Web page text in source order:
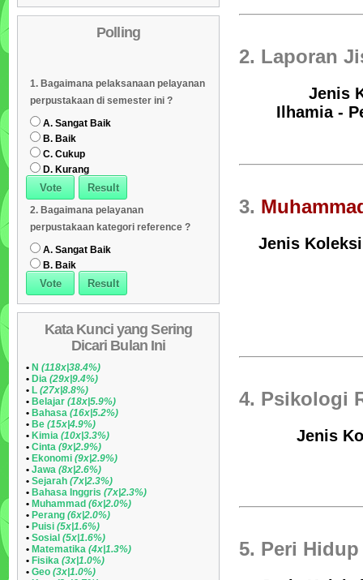
04 Daftar Koleksi (Judul)
Daftar Koleksi (Subyek)
Dipinjam
07 Daftar Koleksi (Klasifikasi/ddc)
Polling
1. Bagaimana pelaksanaan pelayanan
perpustakaan di semester ini ?
A. Sangat Baik
B. Baik
C. Cukup
D. Kurang
2. Bagaimana pelayanan
perpustakaan kategori reference ?
A. Sangat Baik
B. Baik
Kata Kunci yang Sering
Dicari Bulan Ini
• N (118x|38.4%)
• Dia (29x|9.4%)
• L (27x|8.8%)
• Belajar (18x|5.9%)
• Bahasa (16x|5.2%)
• Be (15x|4.9%)
• Kimia (10x|3.3%)
• Cinta (9x|2.9%)
• Ekonomi (9x|2.9%)
• Jawa (8x|2.6%)
• Sejarah (7x|2.3%)
• Bahasa Inggris (7x|2.3%)
• Muhammad (6x|2.0%)
• Perang (6x|2.0%)
• Puisi (5x|1.6%)
• Sosial (5x|1.6%)
• Matematika (4x|1.3%)
• Fisika (3x|1.0%)
• Geo (3x|1.0%)
2. Laporan
Jenis
Ilhamia -
3.
Jenis
4. Psikologi
Jenis
5. Peri